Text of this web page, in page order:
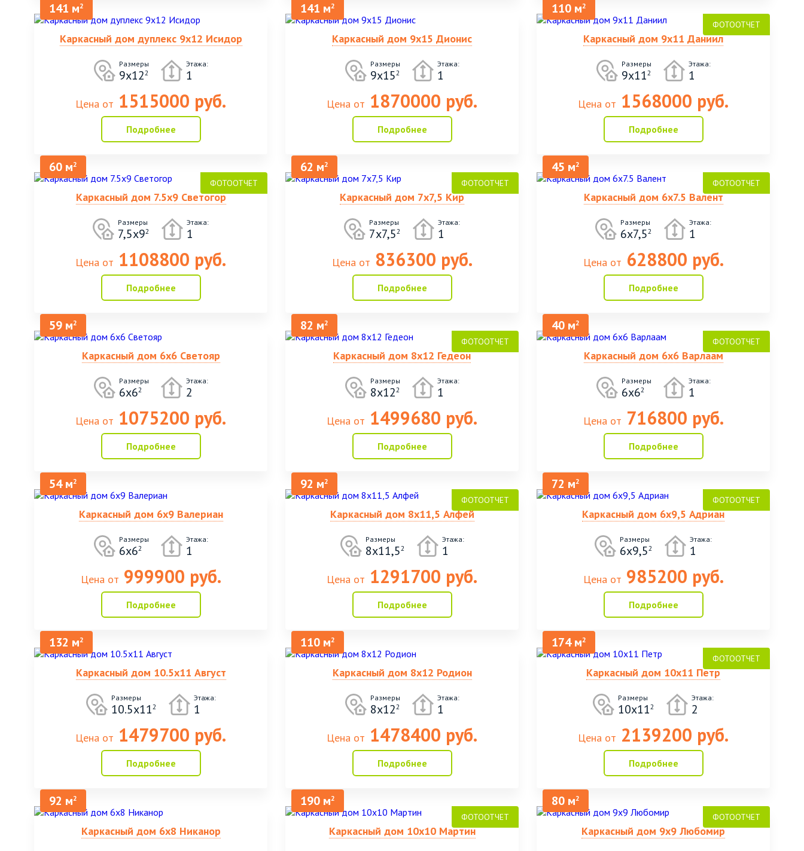
141 м2
Каркасный дом дуплекс 9х12 Исидор
Размеры
9х122
Этажа:
1
Цена от 1515000 руб.
Подробнее
141 м2
Каркасный дом 9х15 Дионис
Размеры
9х152
Этажа:
1
Цена от 1870000 руб.
Подробнее
110 м2
Каркасный дом 9х11 Даниил
Размеры
9х112
Этажа:
1
Цена от 1568000 руб.
Подробнее
60 м2
Каркасный дом 7.5х9 Светогор
Размеры
7,5х92
Этажа:
1
Цена от 1108800 руб.
Подробнее
62 м2
Каркасный дом 7х7,5 Кир
Размеры
7х7,52
Этажа:
1
Цена от 836300 руб.
Подробнее
45 м2
Каркасный дом 6х7.5 Валент
Размеры
6х7,52
Этажа:
1
Цена от 628800 руб.
Подробнее
59 м2
Каркасный дом 6х6 Светояр
Размеры
6х62
Этажа:
2
Цена от 1075200 руб.
Подробнее
82 м2
Каркасный дом 8х12 Гедеон
Размеры
8х122
Этажа:
1
Цена от 1499680 руб.
Подробнее
40 м2
Каркасный дом 6х6 Варлаам
Размеры
6х62
Этажа:
1
Цена от 716800 руб.
Подробнее
54 м2
Каркасный дом 6х9 Валериан
Размеры
6х62
Этажа:
1
Цена от 999900 руб.
Подробнее
92 м2
Каркасный дом 8х11,5 Алфей
Размеры
8х11,52
Этажа:
1
Цена от 1291700 руб.
Подробнее
72 м2
Каркасный дом 6х9,5 Адриан
Размеры
6х9,52
Этажа:
1
Цена от 985200 руб.
Подробнее
132 м2
Каркасный дом 10.5х11 Август
Размеры
10.5х112
Этажа:
1
Цена от 1479700 руб.
Подробнее
110 м2
Каркасный дом 8х12 Родион
Размеры
8х122
Этажа:
1
Цена от 1478400 руб.
Подробнее
174 м2
Каркасный дом 10х11 Петр
Размеры
10х112
Этажа:
2
Цена от 2139200 руб.
Подробнее
92 м2
Каркасный дом 6х8 Никанор
190 м2
Каркасный дом 10х10 Мартин
80 м2
Каркасный дом 9х9 Любомир